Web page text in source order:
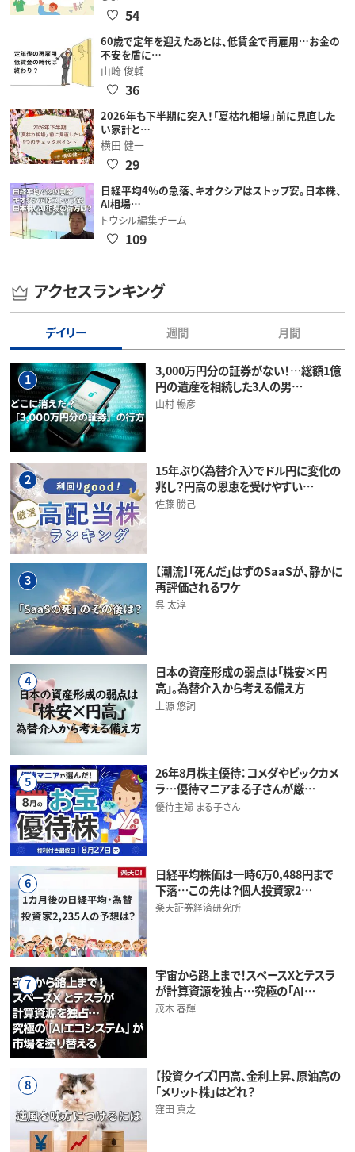
54
60歳で定年を迎えたあとは、低賃金で再雇用…お金の
不安を盾に…
山崎 俊輔
36
2026年も下半期に突入！「夏枯れ相場」前に見直した
い家計と…
横田 健一
29
日経平均4％の急落、キオクシアはストップ安。日本株、
AI相場…
トウシル編集チーム
109
アクセスランキング
デイリー 週間 月間
1
3,000万円分の証券がない！…総額1億
円の遺産を相続した3人の男…
山村 暢彦
2
15年ぶり〈為替介入〉でドル円に変化の
兆し？円高の恩恵を受けやすい…
佐藤 勝己
3
【潮流】「死んだ」はずのSaaSが、静かに
再評価されるワケ
呉 太淳
4
日本の資産形成の弱点は「株安×円
高」。為替介入から考える備え方
上源 悠詞
5
26年8月株主優待：コメダやビックカメ
ラ…優待マニアまる子さんが厳…
優待主婦 まる子さん
6
日経平均株価は一時6万0,488円まで
下落…この先は？個人投資家2…
楽天証券経済研究所
7
宇宙から路上まで！スペースXとテスラ
が計算資源を独占…究極の「AI…
茂木 春輝
8
【投資クイズ】円高、金利上昇、原油高の
「メリット株」はどれ？
窪田 真之